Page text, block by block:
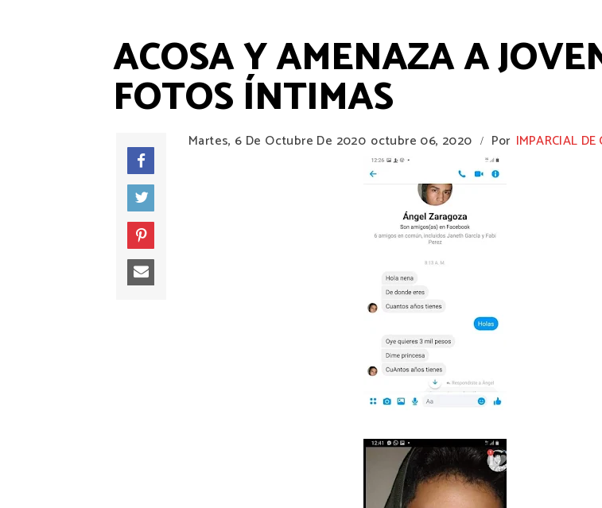
ACOSA Y AMENAZA A
FOTOS ÍNTIMAS
Martes, 6 De Octubre De 2020 octubre 06, 2020 / Por IMPARCIAL DE